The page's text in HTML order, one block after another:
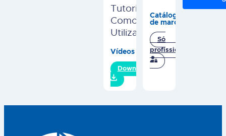
Tutorial
Como
Utilizar
Vídeos
Download
Catálogos
de marca
Só
profissionais